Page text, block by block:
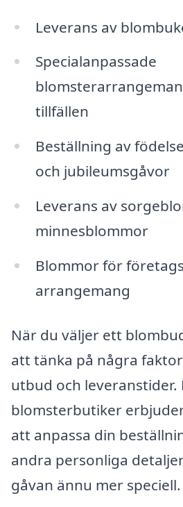
Leverans av
Specialanpassade
tillfällen
Beställning av
och jubileumsgåvor
Leverans av
minnesblommor
Blommor för
arrangemang
När du väljer ett
att tänka på några
utbud och leveranstider.
blomsterbutiker
att anpassa din
andra personliga
gåvan ännu mer speciell.